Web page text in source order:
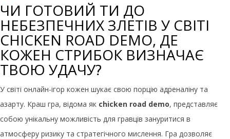
ЧИ ГОТОВИЙ ТИ ДО
НЕБЕЗПЕЧНИХ ЗЛЕТІВ У СВІТІ
CHICKEN ROAD DEMO, ДЕ
КОЖЕН СТРИБОК ВИЗНАЧАЄ
ТВОЮ УДАЧУ?
У світі онлайн-ігор кожен шукає свою порцію адреналіну та
азарту. Краш гра, відома як chicken road demo, представляє
собою унікальну можливість для гравців зануритися в
атмосферу ризику та стратегічного мислення. Гра дозволяє